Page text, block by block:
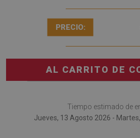
PRECIO:
AL CARRITO DE
Tiempo estimado de
Jueves, 13 Agosto 2026 -